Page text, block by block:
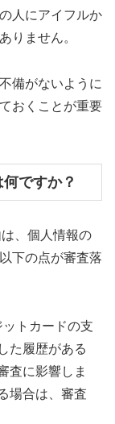
人にアイフルか
りません。
備がないように
おくことが重要
ですか？
、個人情報の
下の点が審査落
トカードの支
た履歴がある
査に影響しま
場合は、審査